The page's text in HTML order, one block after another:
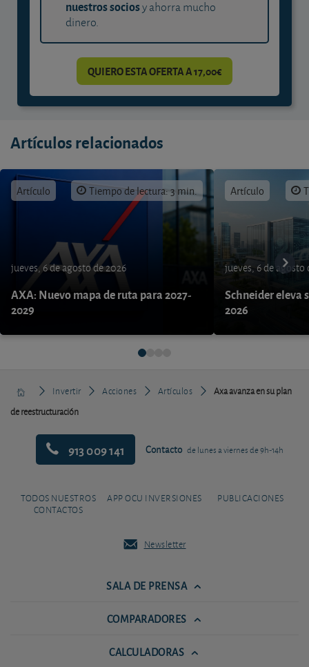
nuestros sociosy ahorra mucho
dinero.
QUIERO ESTA OFERTA A 17,00€
Artículos relacionados
Artículo Tiempo de lectura: 3 min.
jueves, 6 de agosto de 2026
AXA: Nuevo mapa de ruta para 2027-
2029
Artículo
jueves, 6 de agosto
Schneider eleva
2026
Invertir Acciones Artículos
Axa avanza en su plan
de reestructuración
913 009 141 Contacto de lunes a viernes de 9h-14h
TODOS NUESTROS
CONTACTOS
APP OCU INVERSIONES PUBLICACIONES
Newsletter
SALA DE PRENSA
COMPARADORES
CALCULADORAS